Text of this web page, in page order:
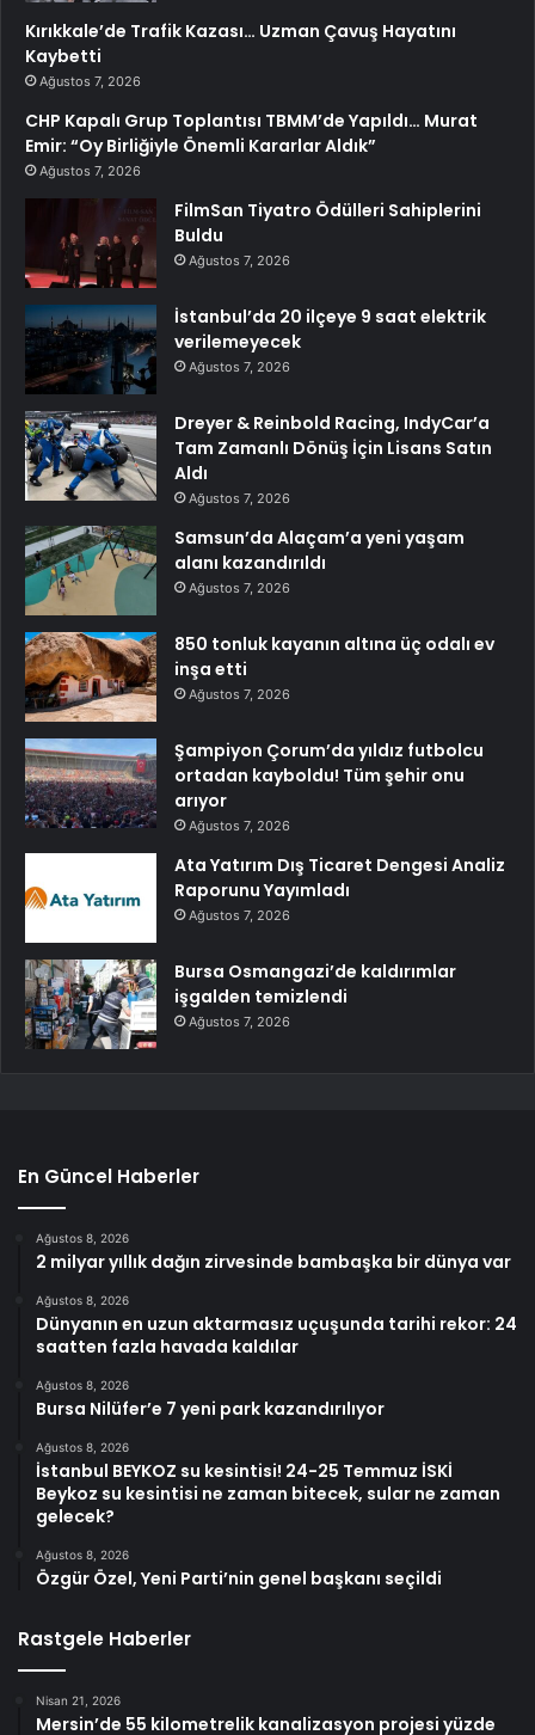
Kırıkkale’de Trafik Kazası… Uzman Çavuş Hayatını
Kaybetti
Ağustos 7, 2026
CHP Kapalı Grup Toplantısı TBMM’de Yapıldı… Murat
Emir: “Oy Birliğiyle Önemli Kararlar Aldık”
Ağustos 7, 2026
FilmSan Tiyatro Ödülleri Sahiplerini
Buldu
Ağustos 7, 2026
İstanbul’da 20 ilçeye 9 saat elektrik
verilemeyecek
Ağustos 7, 2026
Dreyer & Reinbold Racing, IndyCar’a
Tam Zamanlı Dönüş İçin Lisans Satın
Aldı
Ağustos 7, 2026
Samsun’da Alaçam’a yeni yaşam
alanı kazandırıldı
Ağustos 7, 2026
850 tonluk kayanın altına üç odalı ev
inşa etti
Ağustos 7, 2026
Şampiyon Çorum’da yıldız futbolcu
ortadan kayboldu! Tüm şehir onu
arıyor
Ağustos 7, 2026
Ata Yatırım Dış Ticaret Dengesi Analiz
Raporunu Yayımladı
Ağustos 7, 2026
Bursa Osmangazi’de kaldırımlar
işgalden temizlendi
Ağustos 7, 2026
En Güncel Haberler
Ağustos 8, 2026
2 milyar yıllık dağın zirvesinde bambaşka bir dünya var
Ağustos 8, 2026
Dünyanın en uzun aktarmasız uçuşunda tarihi rekor: 24
saatten fazla havada kaldılar
Ağustos 8, 2026
Bursa Nilüfer’e 7 yeni park kazandırılıyor
Ağustos 8, 2026
İstanbul BEYKOZ su kesintisi! 24-25 Temmuz İSKİ
Beykoz su kesintisi ne zaman bitecek, sular ne zaman
gelecek?
Ağustos 8, 2026
Özgür Özel, Yeni Parti’nin genel başkanı seçildi
Rastgele Haberler
Nisan 21, 2026
Mersin’de 55 kilometrelik kanalizasyon projesi yüzde